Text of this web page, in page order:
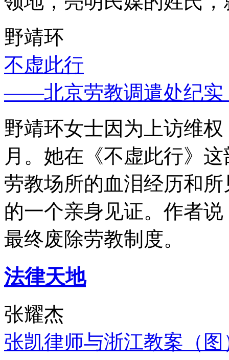
野靖环
不虚此行
——北京劳教调遣处纪实
野靖环女士因为上访维
月。她在《不虚此行》
劳教场所的血泪经历和
的一个亲身见证。作者
最终废除劳教制度。
法律天地
张耀杰
张凯律师与浙江教案（图